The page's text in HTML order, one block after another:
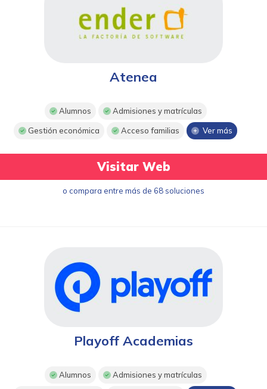
Atenea
Alumnos Admisiones y matrículas
Gestión económica Acceso familias Ver más
Visitar Web
o compara entre más de 68 soluciones
Playoff Academias
Alumnos Admisiones y matrículas